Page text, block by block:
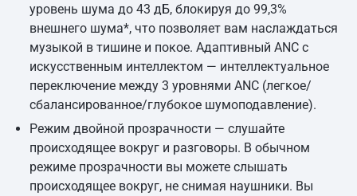
уровень шума до 43 дБ, блокируя до 99,3%
внешнего шума*, что позволяет вам наслаждаться
музыкой в тишине и покое. Адаптивный ANC с
искусственным интеллектом — интеллектуальное
переключение между 3 уровнями ANC (легкое/
сбалансированное/глубокое шумоподавление).
Режим двойной прозрачности — слушайте
происходящее вокруг и разговоры. В обычном
режиме прозрачности вы можете слышать
происходящее вокруг, не снимая наушники. Вы